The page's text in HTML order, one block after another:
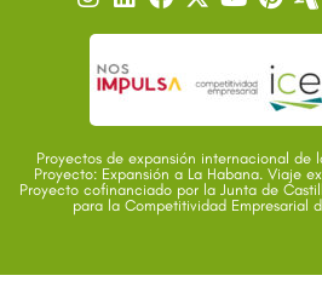
Proyectos de expansión internacional de
Proyecto: Expansión a La Habana. Viaje
Proyecto cofinanciado por la Junta de
para la Competitividad Empresarial